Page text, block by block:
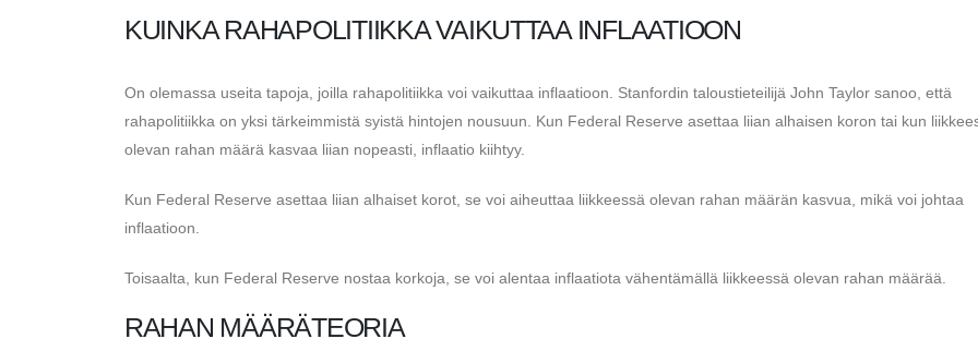
KUINKA RAHAPOLITIIKKA VAIKUTTAA INFLAATIOON
On olemassa useita tapoja, joilla rahapolitiikka voi vaikuttaa inflaatioon. Stanfordin taloustieteilijä John Taylor sanoo, että
rahapolitiikka on yksi tärkeimmistä syistä hintojen nousuun. Kun Federal Reserve asettaa liian alhaisen koron tai kun
olevan rahan määrä kasvaa liian nopeasti, inflaatio kiihtyy.
Kun Federal Reserve asettaa liian alhaiset korot, se voi aiheuttaa liikkeessä olevan rahan määrän kasvua, mikä voi johtaa
inflaatioon.
Toisaalta, kun Federal Reserve nostaa korkoja, se voi alentaa inflaatiota vähentämällä liikkeessä olevan rahan määrää.
RAHAN MÄÄRÄTEORIA